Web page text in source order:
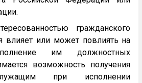
гражданского
влияет или может повлиять на
им должностных
возможность получения
при исполнении